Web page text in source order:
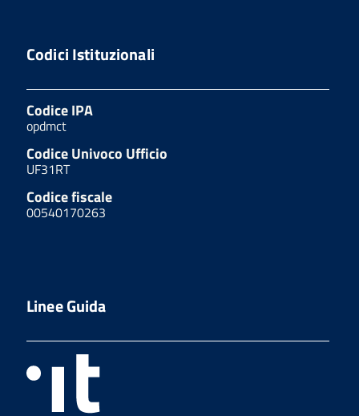
Codici Istituzionali
Codice IPA
opdmct
Codice Univoco Ufficio
UF31RT
Codice fiscale
00540170263
Linee Guida